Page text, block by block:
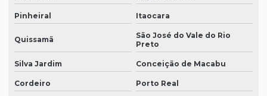
Empresas de auditoria financeira
Empresas de auditoria independente
Escritorio de contabilidade tributos
Preço auditoria contábil
Relatório circunstanciado de auditoria
Pinheiral Itaocara
Quissamã
São José do Vale do Rio
Preto
Silva Jardim Conceição de Macabu
Cordeiro Porto Real